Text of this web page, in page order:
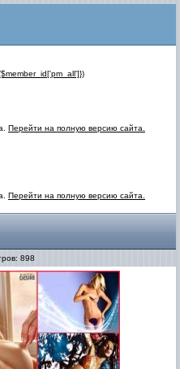
Перейти на полную версию сайта.
Перейти на полную версию сайта.
898